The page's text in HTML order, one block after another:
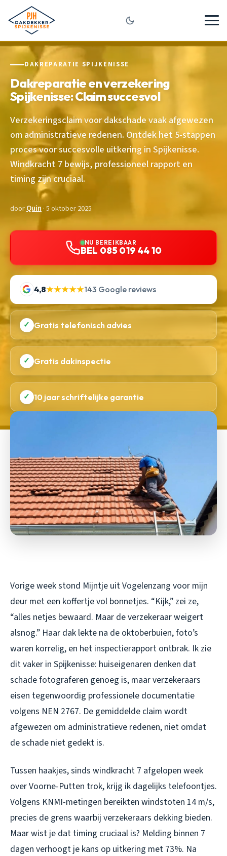
DAKREPARATIE SPIJKENISSE
Dakreparatie en verzekering
Spijkenisse: Claim succesvol
Verzekeringsclaim voor dakschade vaak afgewezen
om administratieve redenen. Ontdek het 5-stappen
proces voor succesvolle uitkering in Spijkenisse.
Windkracht 7 bewijs, professioneel rapport en
timing zijn cruciaal.
doorQuin · 5 oktober 2025
NU BEREIKBAAR
BEL 085 019 44 10
4,8★★★★★143 Google reviews
✓ Gratis telefonisch advies
✓ Gratis dakinspectie
✓ 10 jaar schriftelijke garantie
Vorige week stond Mijntje uit Vogelenzang voor mijn
deur met een koffertje vol bonnetjes. “Kijk,” zei ze,
“alles netjes bewaard. Maar de verzekeraar weigert
alsnog.” Haar dak lekte na de oktoberbuien, foto’s
waren korrelig, en het inspectierapport ontbrak. Ik zie
dit vaker in Spijkenisse: huiseigenaren denken dat
schade fotograferen genoeg is, maar verzekeraars
eisen tegenwoordig professionele documentatie
volgens NEN 2767. De gemiddelde claim wordt
afgewezen om administratieve redenen, niet omdat
de schade niet gedekt is.
Tussen haakjes, sinds windkracht 7 afgelopen week
over Voorne-Putten trok, krijg ik dagelijks telefoontjes.
Volgens KNMI-metingen bereikten windstoten 14 m/s,
precies de grens waarbij verzekeraars dekking bieden.
Maar wist je dat timing cruciaal is? Melding binnen 7
dagen verhoogt je kans op uitkering met 73%. Na